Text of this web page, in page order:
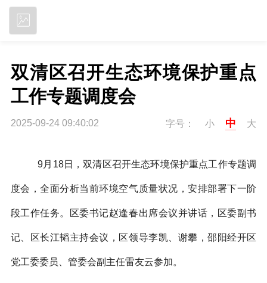
双清区召开生态环境保护重点
工作专题调度会
2025-09-24 09:40:02 字号： 小 中 大
9月18日，双清区召开生态环境保护重点工作专题调
度会，全面分析当前环境空气质量状况，安排部署下一阶
段工作任务。区委书记赵逢春出席会议并讲话，区委副书
记、区长江韬主持会议，区领导李凯、谢攀，邵阳经开区
党工委委员、管委会副主任雷友云参加。